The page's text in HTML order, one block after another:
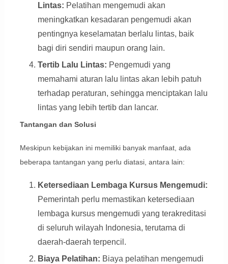
Lintas: Pelatihan mengemudi akan
meningkatkan kesadaran pengemudi akan
pentingnya keselamatan berlalu lintas, baik
bagi diri sendiri maupun orang lain.
Tertib Lalu Lintas: Pengemudi yang
memahami aturan lalu lintas akan lebih patuh
terhadap peraturan, sehingga menciptakan lalu
lintas yang lebih tertib dan lancar.
Tantangan dan Solusi
Meskipun kebijakan ini memiliki banyak manfaat, ada
beberapa tantangan yang perlu diatasi, antara lain:
Ketersediaan Lembaga Kursus Mengemudi:
Pemerintah perlu memastikan ketersediaan
lembaga kursus mengemudi yang terakreditasi
di seluruh wilayah Indonesia, terutama di
daerah-daerah terpencil.
Biaya Pelatihan: Biaya pelatihan mengemudi